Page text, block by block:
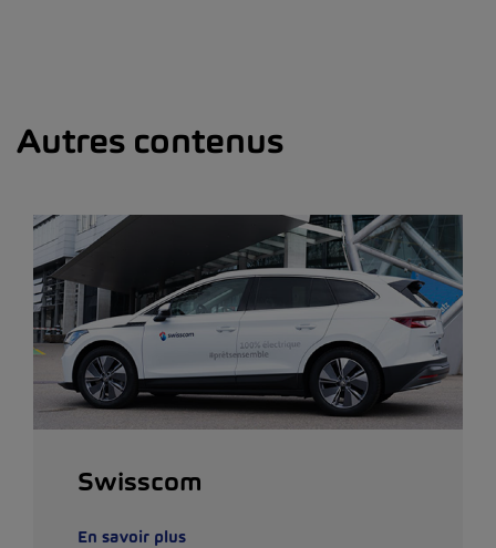
Autres contenus
Swisscom
En savoir plus